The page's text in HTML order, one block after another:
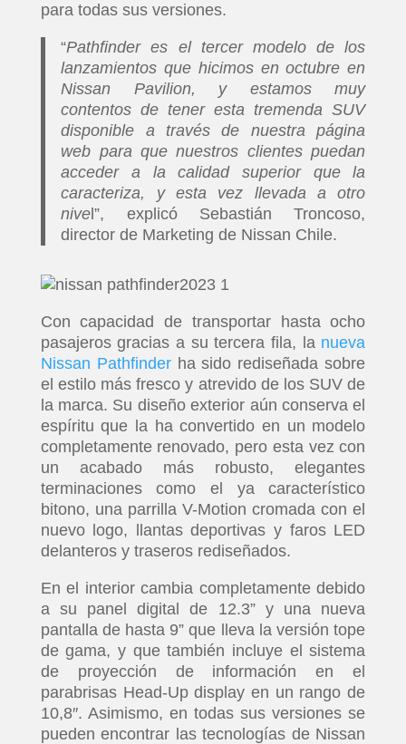
para todas sus versiones.
“Pathfinder es el tercer modelo de los
lanzamientos que hicimos en octubre en
Nissan Pavilion, y estamos muy
contentos de tener esta tremenda SUV
disponible a través de nuestra página
web para que nuestros clientes puedan
acceder a la calidad superior que la
caracteriza, y esta vez llevada a otro
nive l”, explicó Sebastián Troncoso,
director de Marketing de Nissan Chile.
Con capacidad de transportar hasta ocho
pasajeros gracias a su tercera fila, la nueva
Nissan Pathfinderha sido rediseñada sobre
el estilo más fresco y atrevido de los SUV de
la marca. Su diseño exterior aún conserva el
espíritu que la ha convertido en un modelo
completamente renovado, pero esta vez con
un acabado más robusto, elegantes
terminaciones como el ya característico
bitono, una parrilla V-Motion cromada con el
nuevo logo, llantas deportivas y faros LED
delanteros y traseros rediseñados.
En el interior cambia completamente debido
a su panel digital de 12.3” y una nueva
pantalla de hasta 9” que lleva la versión tope
de gama, y que también incluye el sistema
de proyección de información en el
parabrisas Head-Up display en un rango de
10,8″. Asimismo, en todas sus versiones se
pueden encontrar las tecnologías de Nissan